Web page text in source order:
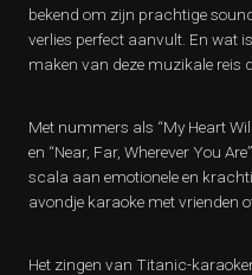
bekend om zijn prachtige
verlies perfect aanvult. En wat
maken van deze muzikale reis
Met nummers als “My Heart
en “Near, Far, Wherever You
scala aan emotionele en
avondje karaoke met vrienden
Het zingen van Titanic-